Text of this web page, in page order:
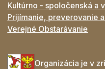
Kultúrno - spoločenská a
Prijímanie, preverovanie
Verejné Obstarávanie
Organizácia je v